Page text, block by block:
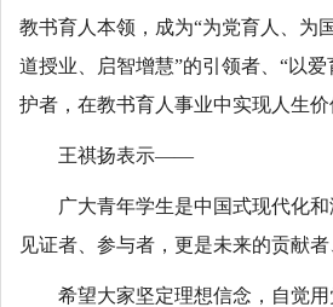
教书育人本领，成为“为党育人、为
道授业、启智增慧”的引领者、“以
护者，在教书育人事业中实现人生价
王祺扬表示——
广大青年学生是中国式现代化
见证者、参与者，更是未来的贡献者
希望大家坚定理想信念，自觉